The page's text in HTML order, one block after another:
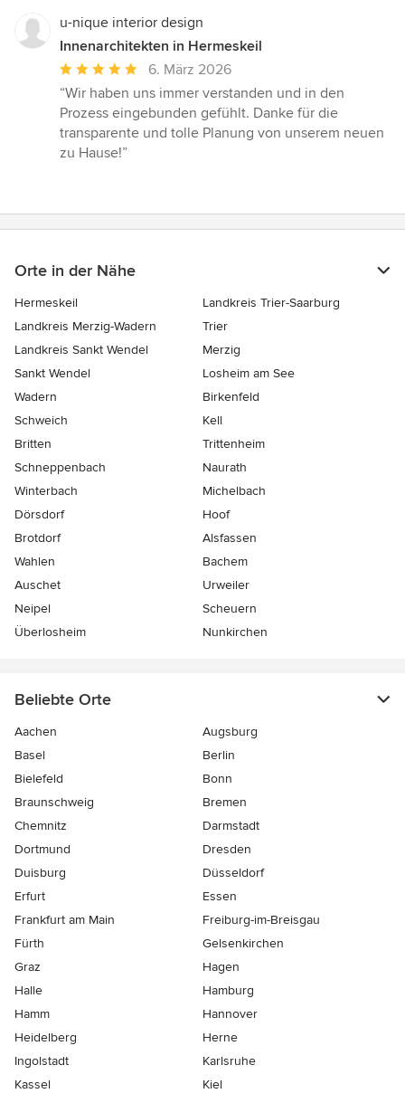
u-nique interior design
Innenarchitekten in Hermeskeil
Durchschnittliche
Bewertung:
5
von
5
6. März 2026
“Wir haben uns immer verstanden und in den
Prozess eingebunden gefühlt. Danke für die
transparente und tolle Planung von unserem neuen
zu Hause!”
Orte in der Nähe
Hermeskeil
Landkreis Trier-Saarburg
Landkreis Merzig-Wadern
Trier
Landkreis Sankt Wendel
Merzig
Sankt Wendel
Losheim am See
Wadern
Birkenfeld
Schweich
Kell
Britten
Trittenheim
Schneppenbach
Naurath
Winterbach
Michelbach
Dörsdorf
Hoof
Brotdorf
Alsfassen
Wahlen
Bachem
Auschet
Urweiler
Neipel
Scheuern
Überlosheim
Nunkirchen
Beliebte Orte
Aachen
Augsburg
Basel
Berlin
Bielefeld
Bonn
Braunschweig
Bremen
Chemnitz
Darmstadt
Dortmund
Dresden
Duisburg
Düsseldorf
Erfurt
Essen
Frankfurt am Main
Freiburg-im-Breisgau
Fürth
Gelsenkirchen
Graz
Hagen
Halle
Hamburg
Hamm
Hannover
Heidelberg
Herne
Ingolstadt
Karlsruhe
Kassel
Kiel